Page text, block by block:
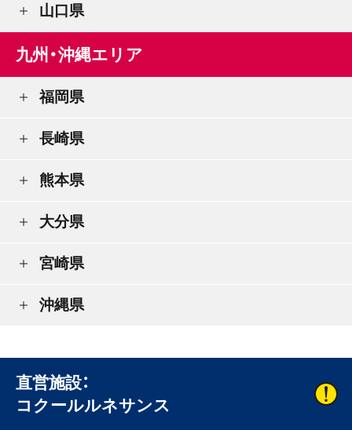
山口県
九州・沖縄エリア
福岡県
長崎県
熊本県
大分県
宮崎県
沖縄県
直営施設：
コクールルネサンス